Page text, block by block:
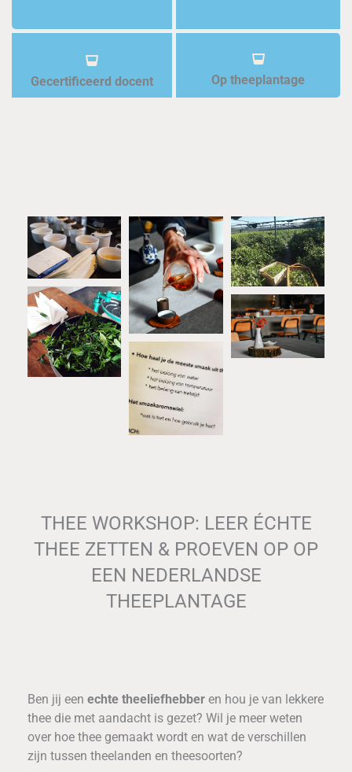
Gecertificeerd docent Op theeplantage
THEE WORKSHOP: LEER ÉCHTE
THEE ZETTEN & PROEVEN OP OP
EEN NEDERLANDSE
THEEPLANTAGE
Ben jij een echte theeliefhebber en hou je van lekkere
thee die met aandacht is gezet? Wil je meer weten
over hoe thee gemaakt wordt en wat de verschillen
zijn tussen theelanden en theesoorten?